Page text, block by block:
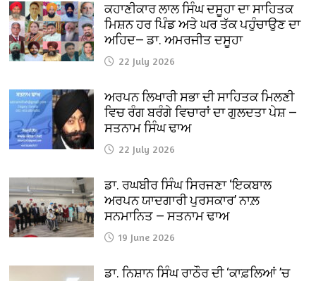
ਕਹਾਣੀਕਾਰ ਲਾਲ ਸਿੰਘ ਦਸੂਹਾ ਦਾ ਸਾਹਿਤਕ
ਮਿਸ਼ਨ ਹਰ ਪਿੰਡ ਅਤੇ ਘਰ ਤੱਕ ਪਹੁੰਚਾਉਣ ਦਾ
ਅਹਿਦ— ਡਾ. ਅਮਰਜੀਤ ਦਸੂਹਾ
22 July 2026
ਅਰਪਨ ਲਿਖਾਰੀ ਸਭਾ ਦੀ ਸਾਹਿਤਕ ਮਿਲਣੀ
ਵਿਚ ਰੰਗ ਬਰੰਗੇ ਵਿਚਾਰਾਂ ਦਾ ਗੁਲਦਤਾ ਪੇਸ਼ —
ਸਤਨਾਮ ਸਿੰਘ ਢਾਅ
22 July 2026
ਡਾ. ਰਘਬੀਰ ਸਿੰਘ ਸਿਰਜਣਾ ‘ਇਕਬਾਲ
ਅਰਪਨ ਯਾਦਗਾਰੀ ਪੁਰਸਕਾਰ’ ਨਾਲ਼
ਸਨਮਾਨਿਤ — ਸਤਨਾਮ ਢਾਅ
19 June 2026
ਡਾ. ਨਿਸ਼ਾਨ ਸਿੰਘ ਰਾਠੌਰ ਦੀ ‘ਕਾਫ਼ਲਿਆਂ ’ਚ